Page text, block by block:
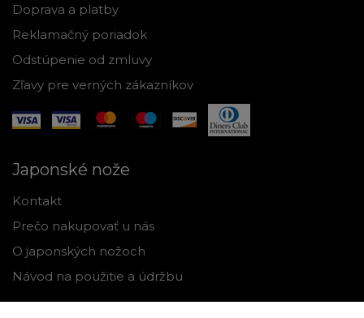
Doprava a platby
Reklamačný poriadok
Odstúpenie od zmluvy
Zľavy pre verných zákazníkov
Japonské nože
Kontakt
Prečo nakupovať u nás
O japonských nožoch
Návod na použitie a údržbu